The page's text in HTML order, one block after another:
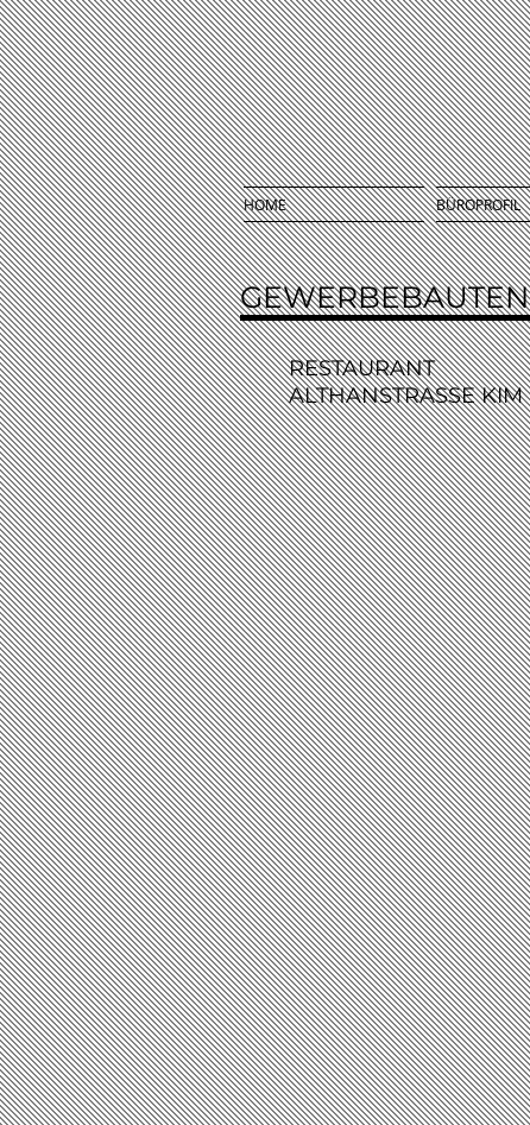
HOME BÜROPROFIL
GEWERBEBAUTEN
RESTAURANT
ALTHANSTRASSE KIM